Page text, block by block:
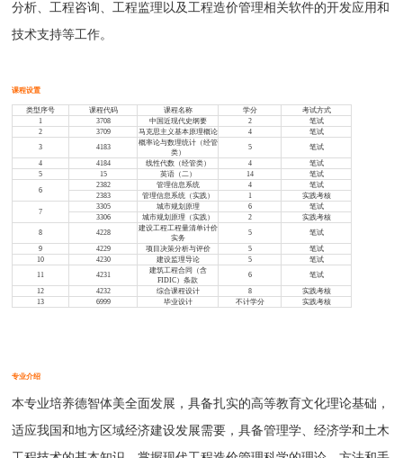
分析、工程咨询、工程监理以及工程造价管理相关软件的开发应用和
技术支持等工作。
课程设置
类型序号 课程代码 课程名称 学分
考试方式
1
3708 中国近现代史纲要 2
笔试
2
3709 马克思主义基本原理概论 4
笔试
3
4183
概率论与数理统计（经管
类）
5
笔试
4
4184 线性代数（经管类） 4
笔试
5
15 英语（二） 14
笔试
6
2382 管理信息系统 4
笔试
2383
管理信息系统（实践） 1
实践考核
7
3305 城市规划原理 6
笔试
3306
城市规划原理（实践） 2
实践考核
8
4228
建设工程工程量清单计价
实务
5
笔试
9
4229 项目决策分析与评价 5
笔试
10
4230 建设监理导论 5
笔试
11
4231
建筑工程合同（含
FIDIC）条款
6
笔试
12
4232 综合课程设计 8
实践考核
13
6999 毕业设计 不计学分 实践考核
专业介绍
本专业培养德智体美全面发展，具备扎实的高等教育文化理论基础，
适应我国和地方区域经济建设发展需要，具备管理学、经济学和土木